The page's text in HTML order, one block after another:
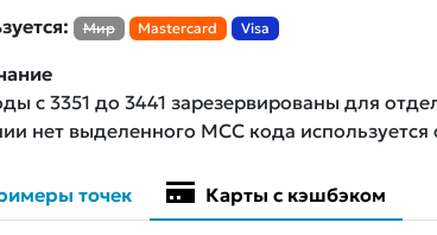
Мир Mastercard Visa
с 3351 до 3441 зарезервированы для
нет выделенного MCC кода
точек Карты с кэшбэком